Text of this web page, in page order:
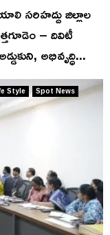
సరిహద్దు జిల్లాల
– దివిటీ
అభివృద్ధి...
Style
Spot News